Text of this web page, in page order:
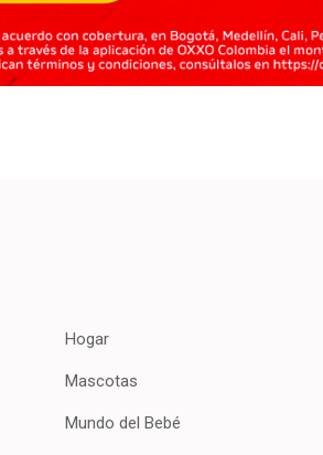
Hogar
Mascotas
Mundo del Bebé